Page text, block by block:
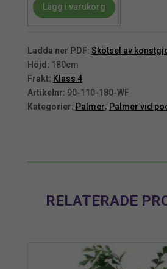
Areca
180
cm
mängd
Lägg i varukorg
Ladda ner PDF: Skötsel av
Höjd: 180cm
Frakt: Klass 4
Artikelnr: 90-110-180-WF
Kategorier: Palmer, Palmer vid
RELATERADE